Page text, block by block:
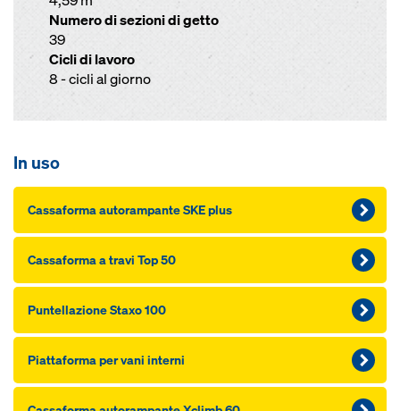
Numero di sezioni di getto
39
Cicli di lavoro
8 - cicli al giorno
In uso
Cassaforma autorampante SKE plus
Cassaforma a travi Top 50
Puntellazione Staxo 100
Piattaforma per vani interni